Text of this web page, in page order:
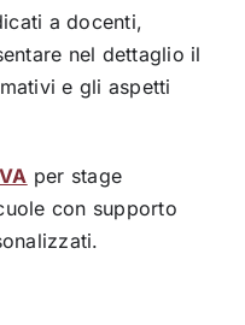
a docenti,
nel dettaglio il
e gli aspetti
per stage
con supporto